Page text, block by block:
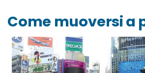
Come muoversi a